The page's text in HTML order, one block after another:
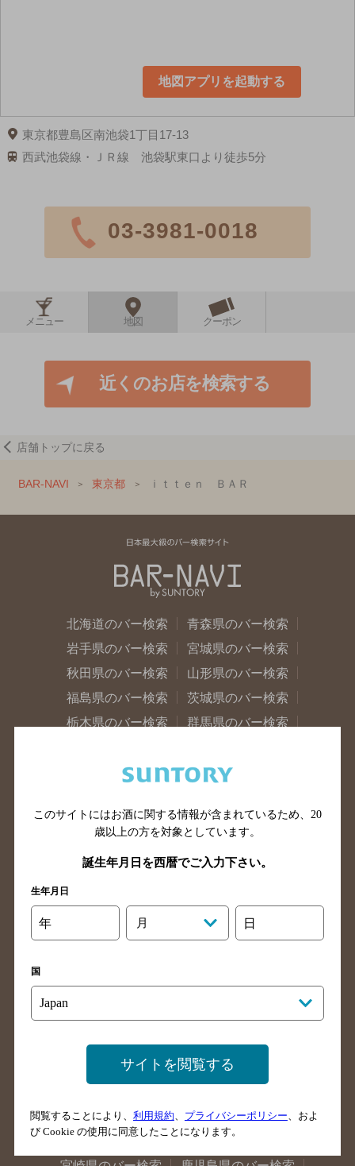
地図アプリを起動する
東京都豊島区南池袋1丁目17-13
西武池袋線・ＪＲ線 池袋駅東口より徒歩5分
03-3981-0018
メニュー 地図 クーポン
近くのお店を検索する
店舗トップに戻る
BAR-NAVI 東京都 ｉｔｔｅｎ ＢＡＲ
北海道のバー検索
青森県のバー検索
岩手県のバー検索
宮城県のバー検索
秋田県のバー検索
山形県のバー検索
福島県のバー検索
茨城県のバー検索
栃木県のバー検索
群馬県のバー検索
新潟県のバー検索
東京都のバー検索
埼玉県のバー検索
愛知県のバー検索
岐阜県のバー検索
富山県のバー検索
石川県のバー検索
大阪府のバー検索
京都府のバー検索
兵庫県のバー検索
奈良県のバー検索
山口県のバー検索
鳥取県のバー検索
島根県のバー検索
徳島県のバー検索
香川県のバー検索
愛媛県のバー検索
長崎県のバー検索
佐賀県のバー検索
大分県のバー検索
熊本県のバー検索
このサイトにはお酒に関する情報が含まれているため、 20
歳以上の方を対象としています。
誕生年月日を西暦でご入力下さい。
生年月日
年 月 日
国
サイトを閲覧する
閲覧することにより、 利用規約 プライバシーポリシー 、およ
び Cookie の使用に同意したことになります。